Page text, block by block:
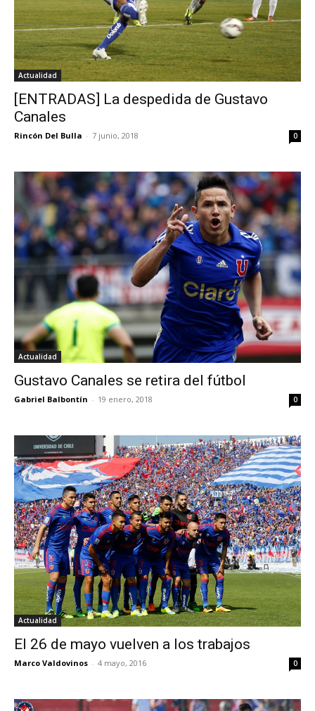
Actualidad
[ENTRADAS] La despedida de Gustavo
Canales
Rincón Del Bulla - 7 junio, 2018 0
Actualidad
Gustavo Canales se retira del fútbol
Gabriel Balbontín - 19 enero, 2018 0
Actualidad
El 26 de mayo vuelven a los trabajos
Marco Valdovinos - 4 mayo, 2016 0